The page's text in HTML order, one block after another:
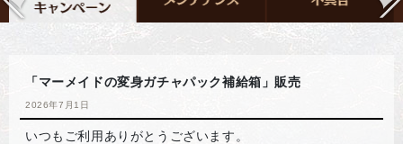
「マーメイドの変身ガチャパック補給箱」販売
2026年7月1日
いつもご利用ありがとうございます。